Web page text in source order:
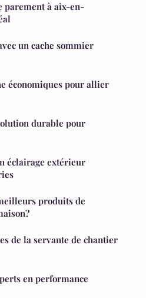
parement à aix-en-
un cache sommier
économiques pour allier
durable pour
éclairage extérieur
produits de
de la servante de chantier
en performance